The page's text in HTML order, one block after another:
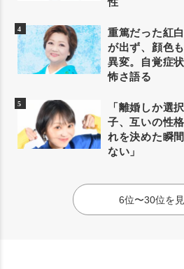
重篤だった紅
が出ず、顔色
異変。自覚症
怖さ語る
「離婚しか選
子、互いの性
れを決めた瞬
ない」
6位〜30位を